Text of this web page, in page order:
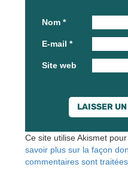
Nom *
E-mail *
Site web
Ce site utilise Akismet
savoir plus sur la façon
commentaires sont traitées